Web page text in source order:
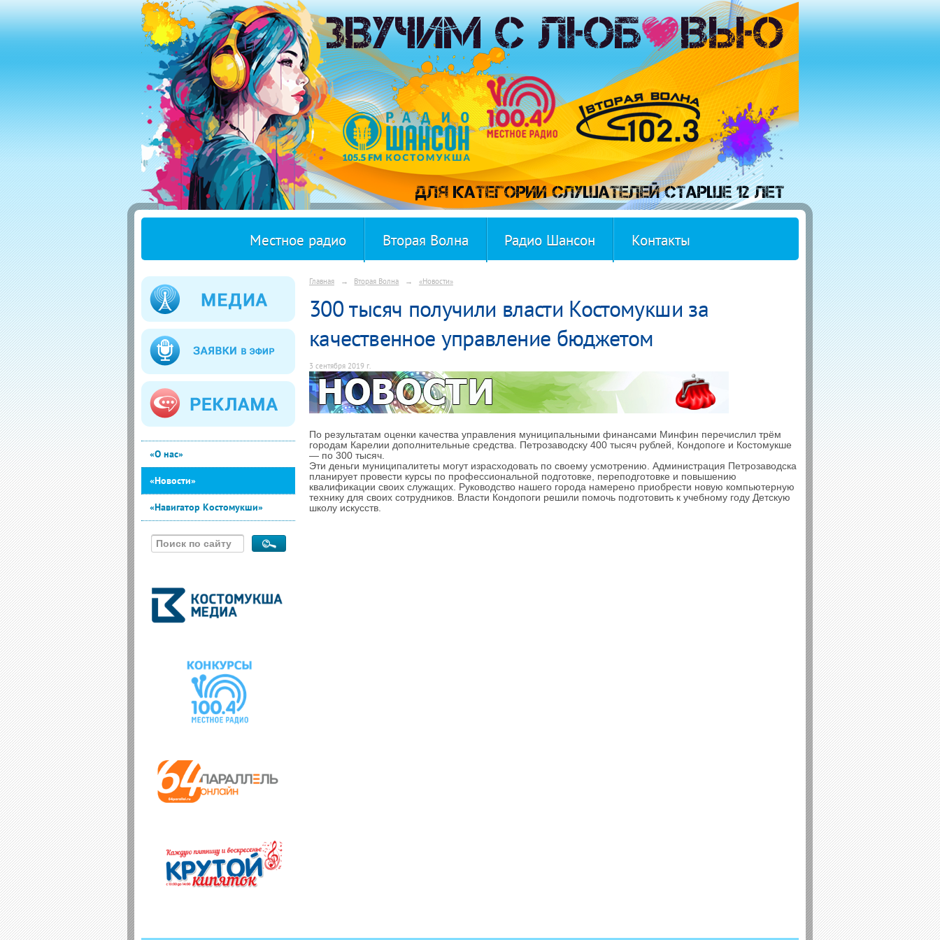
Местное радио Вторая Волна Радио Шансон Контакты
«О нас»
«Новости»
«Навигатор Костомукши»
Главная → Вторая Волна → «Новости»
300 тысяч получили власти Костомукши за
качественное управление бюджетом
3 сентября 2019 г.
По результатам оценки качества управления муниципальными финансами Минфин перечислил трём
городам Карелии дополнительные средства. Петрозаводску 400 тысяч рублей, Кондопоге и Костомукше
— по 300 тысяч.
Эти деньги муниципалитеты могут израсходовать по своему усмотрению. Администрация Петрозаводска
планирует провести курсы по профессиональной подготовке, переподготовке и повышению
квалификации своих служащих. Руководство нашего города намерено приобрести новую компьютерную
технику для своих сотрудников. Власти Кондопоги решили помочь подготовить к учебному году Детскую
школу искусств.